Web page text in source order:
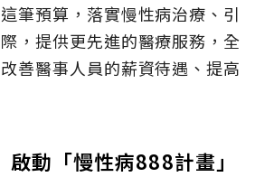
筆預算，落實慢性病治療、引
，提供更先進的醫療服務，全
善醫事人員的薪資待遇、提高
動「慢性病888計畫」